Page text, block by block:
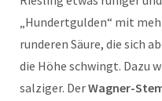
„Hundertgulden“ mit
runderen Säure, die sich
die Höhe schwingt. Dazu
salziger. DerWagner-